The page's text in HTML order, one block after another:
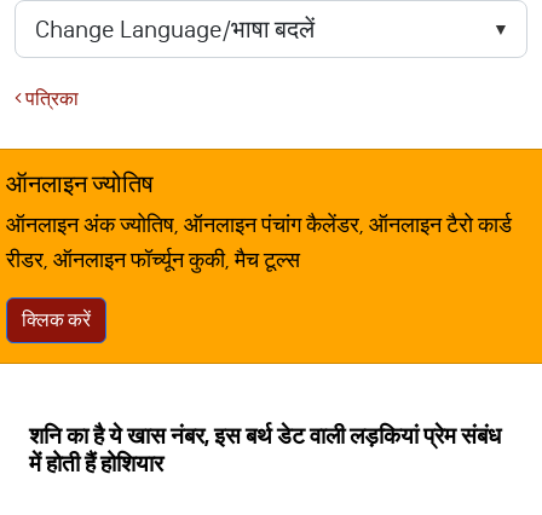
पत्रिका
ऑनलाइन ज्योतिष
ऑनलाइन अंक ज्योतिष, ऑनलाइन पंचांग कैलेंडर, ऑनलाइन टैरो कार्ड
रीडर, ऑनलाइन फॉर्च्यून कुकी, मैच टूल्स
क्लिक करें
शनि का है ये खास नंबर, इस बर्थ डेट वाली लड़कियां प्रेम संबंध
में होती हैं होशियार